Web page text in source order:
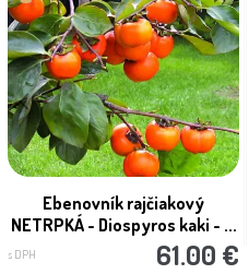
Ebenovník rajčiakový
NETRPKÁ - Diospyros kaki - ...
s DPH 61.00 €